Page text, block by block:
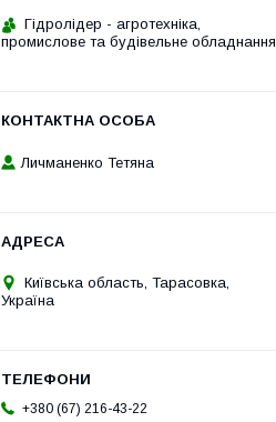
Гідролідер - агротехніка,
промислове та будівельне обладнання
Личманенко Тетяна
Київська область, Тарасовка,
Україна
+380 (67) 216-43-22